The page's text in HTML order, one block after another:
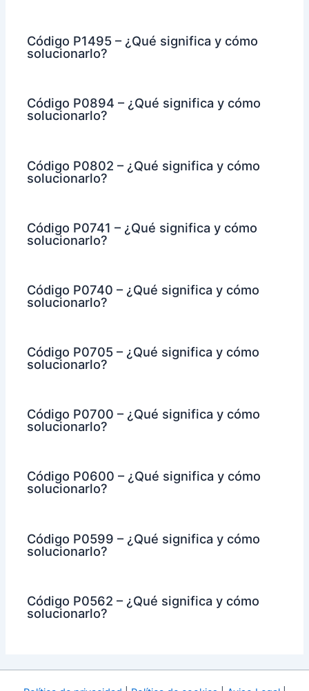
Código P1495 – ¿Qué significa y cómo
solucionarlo?
Código P0894 – ¿Qué significa y cómo
solucionarlo?
Código P0802 – ¿Qué significa y cómo
solucionarlo?
Código P0741 – ¿Qué significa y cómo
solucionarlo?
Código P0740 – ¿Qué significa y cómo
solucionarlo?
Código P0705 – ¿Qué significa y cómo
solucionarlo?
Código P0700 – ¿Qué significa y cómo
solucionarlo?
Código P0600 – ¿Qué significa y cómo
solucionarlo?
Código P0599 – ¿Qué significa y cómo
solucionarlo?
Código P0562 – ¿Qué significa y cómo
solucionarlo?